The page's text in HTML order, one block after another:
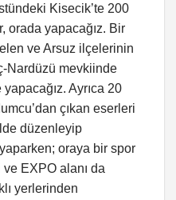
Kisecik’te 200
orada yapacağız. Bir
ve Arsuz ilçelerinin
Nardüzü mevkiinde
Ayrıca 20
çıkan eserleri
düzenleyip
oraya bir spor
EXPO alanı da
yerlerinden